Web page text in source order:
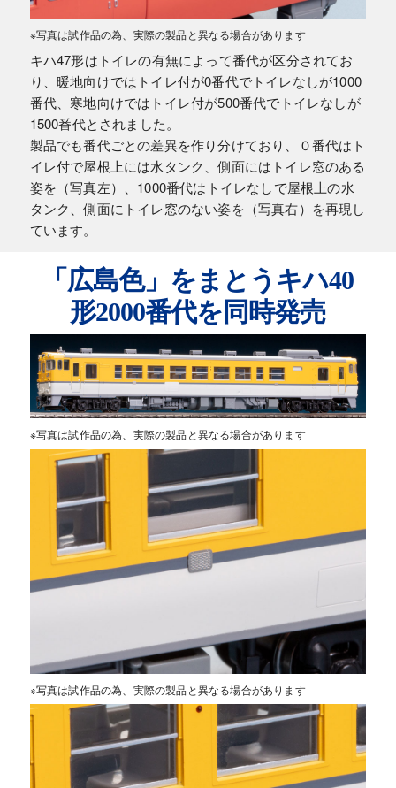
※写真は試作品の為、実際の製品と異なる場合があります
キハ47形はトイレの有無によって番代が区分されてお
り、暖地向けではトイレ付が0番代でトイレなしが1000
番代、寒地向けではトイレ付が500番代でトイレなしが
1500番代とされました。
製品でも番代ごとの差異を作り分けており、０番代はト
イレ付で屋根上には水タンク、側面にはトイレ窓のある
姿を（写真左）、1000番代はトイレなしで屋根上の水
タンク、側面にトイレ窓のない姿を（写真右）を再現し
ています。
「広島色」をまとうキハ40
形2000番代を同時発売
※写真は試作品の為、実際の製品と異なる場合があります
※写真は試作品の為、実際の製品と異なる場合があります